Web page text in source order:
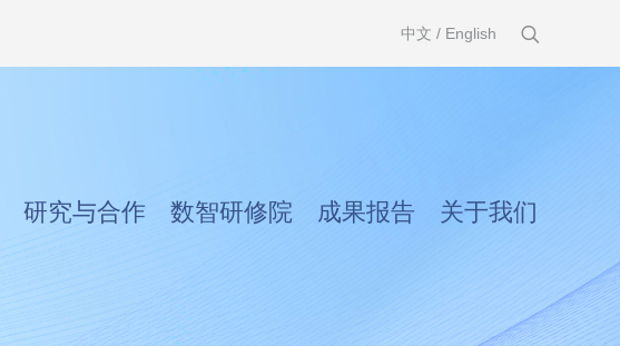
中文 / English
研究与合作 数智研修院 成果报告 关于我们